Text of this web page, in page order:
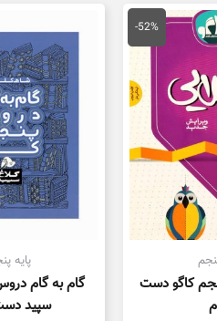
-52%
کاگو دست
قیمت
اصلی
86,000 تومان
بود.
قیمت
فعلی
پایه
گام به گام
سپید